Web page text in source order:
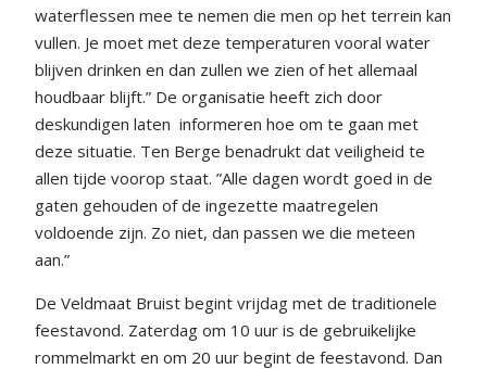
waterflessen mee te nemen die men op het terrein kan
vullen. Je moet met deze temperaturen vooral water
blijven drinken en dan zullen we zien of het allemaal
houdbaar blijft.” De organisatie heeft zich door
deskundigen laten informeren hoe om te gaan met
deze situatie. Ten Berge benadrukt dat veiligheid te
allen tijde voorop staat. ”Alle dagen wordt goed in de
gaten gehouden of de ingezette maatregelen
voldoende zijn. Zo niet, dan passen we die meteen
aan.”
De Veldmaat Bruist begint vrijdag met de traditionele
feestavond. Zaterdag om 10 uur is de gebruikelijke
rommelmarkt en om 20 uur begint de feestavond. Dan